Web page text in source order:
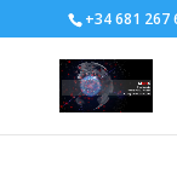
+34 681 267